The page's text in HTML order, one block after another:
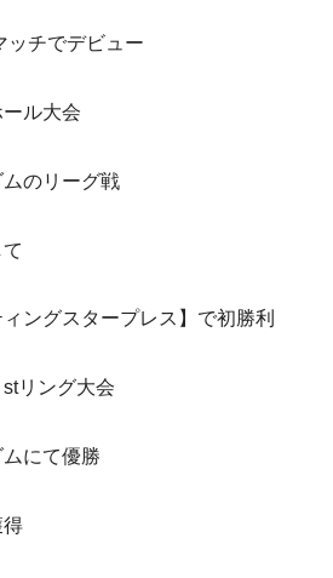
ッチでデビュー
ル大会
のリーグ戦
ィングスタープレス】で初勝利
リング大会
にて優勝
得